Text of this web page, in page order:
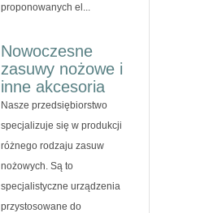
proponowanych el...
Nowoczesne
zasuwy nożowe i
inne akcesoria
Nasze przedsiębiorstwo
specjalizuje się w produkcji
różnego rodzaju zasuw
nożowych. Są to
specjalistyczne urządzenia
przystosowane do